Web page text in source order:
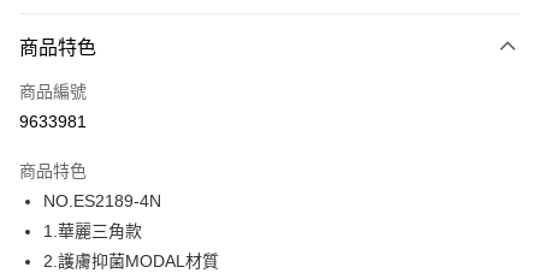
LINE Pay
街口支付
運送方式
全家取貨付款
每筆NT$80，滿NT$1,000(含以上)免運費
商品特色
商品編號
9633981
商品特色
NO.ES2189-4N
1.華麗三角款
2.護膚抑菌MODAL材質